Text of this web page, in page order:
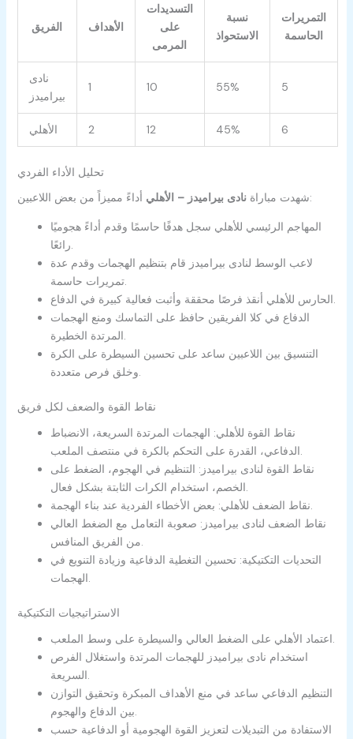
الفريق الأهداف
التسديدات
على
المرمى
نسبة
الاستحواذ
التمريرات
الحاسمة
نادى
بيراميدز
1 10 55% 5
الأهلي 2 12 45% 6
تحليل الأداء الفردي
شهدت مباراةنادى بيراميدز – الأهلي أداءً مميزاً من بعض اللاعبين:
المهاجم الرئيسي للأهلي سجل هدفًا حاسمًا وقدم أداءً هجوميًا
رائعًا.
لاعب الوسط لنادى بيراميدز قام بتنظيم الهجمات وقدم عدة
تمريرات حاسمة.
الحارس للأهلي أنقذ فرصًا محققة وأثبت فعالية كبيرة في الدفاع.
الدفاع في كلا الفريقين حافظ على التماسك ومنع الهجمات
المرتدة الخطيرة.
التنسيق بين اللاعبين ساعد على تحسين السيطرة على الكرة
وخلق فرص متعددة.
نقاط القوة والضعف لكل فريق
نقاط القوة للأهلي: الهجمات المرتدة السريعة، الانضباط
الدفاعي، القدرة على التحكم بالكرة في منتصف الملعب.
نقاط القوة لنادى بيراميدز: التنظيم في الهجوم، الضغط على
الخصم، استخدام الكرات الثابتة بشكل فعال.
نقاط الضعف للأهلي: بعض الأخطاء الفردية عند بناء الهجمة.
نقاط الضعف لنادى بيراميدز: صعوبة التعامل مع الضغط العالي
من الفريق المنافس.
التحديات التكتيكية: تحسين التغطية الدفاعية وزيادة التنويع في
الهجمات.
الاستراتيجيات التكتيكية
اعتماد الأهلي على الضغط العالي والسيطرة على وسط الملعب.
استخدام نادى بيراميدز للهجمات المرتدة واستغلال الفرص
السريعة.
التنظيم الدفاعي ساعد في منع الأهداف المبكرة وتحقيق التوازن
بين الدفاع والهجوم.
الاستفادة من التبديلات لتعزيز القوة الهجومية أو الدفاعية حسب